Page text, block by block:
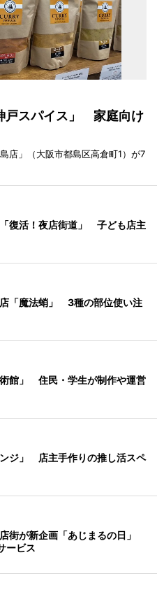
戸スパイス」 家庭向け
店」（大阪市都島区高倉町1）が7
復活！夜店街道」 子ども店主
「魔法蛸」 3種の部位使い注
館」 住民・学生が制作や運営
ジ」 店主手作りの推し活スペ
街が新企画「あじまるの日」
ービス